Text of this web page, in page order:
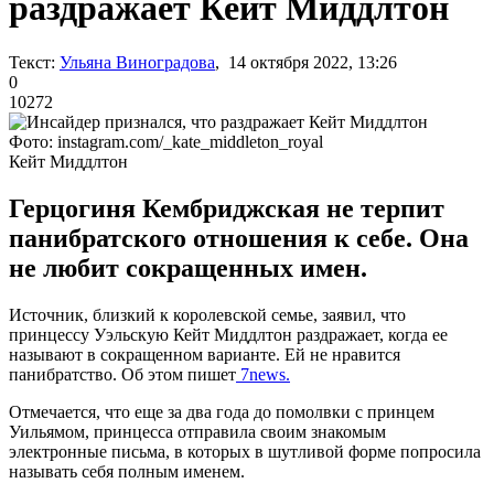
раздражает Кейт Миддлтон
Текст: Ульяна Виноградова, 14 октября 2022, 13:26
0
10272
Фото: instagram.com/_kate_middleton_royal
Кейт Миддлтон
Герцогиня Кембриджская не терпит
панибратского отношения к себе. Она
не любит сокращенных имен.
Источник, близкий к королевской семье, заявил, что
принцессу Уэльскую Кейт Миддлтон раздражает, когда ее
называют в сокращенном варианте. Ей не нравится
панибратство. Об этом пишет 7news.
Отмечается, что еще за два года до помолвки с принцем
Уильямом, принцесса отправила своим знакомым
электронные письма, в которых в шутливой форме попросила
называть себя полным именем.